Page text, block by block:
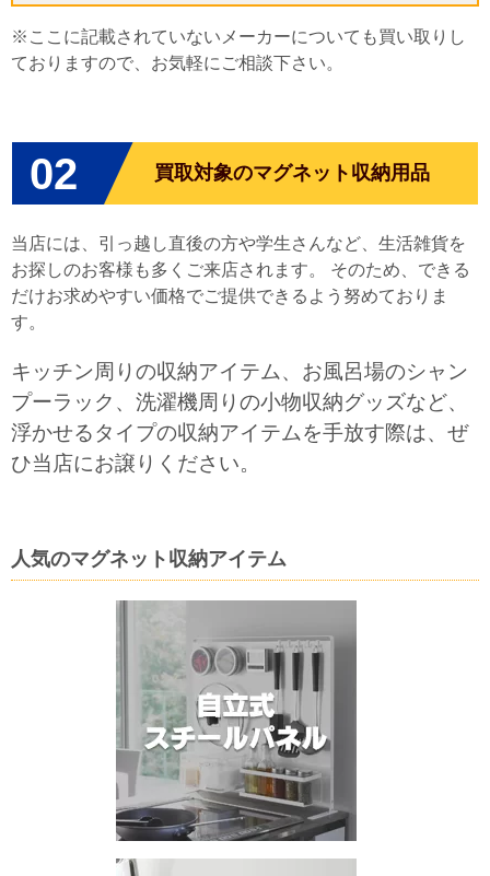
※ここに記載されていないメーカーについても買い取りし
ておりますので、お気軽にご相談下さい。
02 買取対象のマグネット収納用品
当店には、引っ越し直後の方や学生さんなど、生活雑貨を
お探しのお客様も多くご来店されます。 そのため、できる
だけお求めやすい価格でご提供できるよう努めておりま
す。
キッチン周りの収納アイテム、お風呂場のシャン
プーラック、洗濯機周りの小物収納グッズなど、
浮かせるタイプの収納アイテムを手放す際は、ぜ
ひ当店にお譲りください。
人気のマグネット収納アイテム